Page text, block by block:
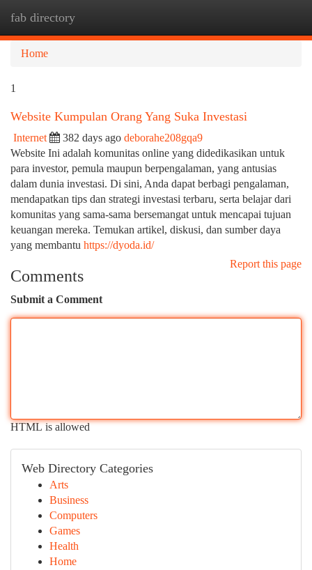
fab directory
Home
1
Website Kumpulan Orang Yang Suka Investasi
Internet 382 days ago deborahe208gqa9
Website Ini adalah komunitas online yang didedikasikan untuk
para investor, pemula maupun berpengalaman, yang antusias
dalam dunia investasi. Di sini, Anda dapat berbagi pengalaman,
mendapatkan tips dan strategi investasi terbaru, serta belajar dari
komunitas yang sama-sama bersemangat untuk mencapai tujuan
keuangan mereka. Temukan artikel, diskusi, dan sumber daya
yang membantu https://dyoda.id/
Report this page
Comments
Submit a Comment
HTML is allowed
Web Directory Categories
Arts
Business
Computers
Games
Health
Home